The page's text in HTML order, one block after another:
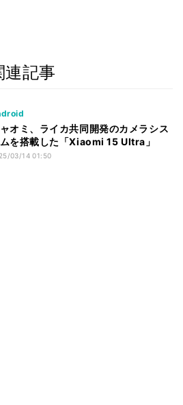
記事
オミ、ライカ共同開発のカメラシス
を搭載した「Xiaomi 15 Ultra」
03/14 01:50